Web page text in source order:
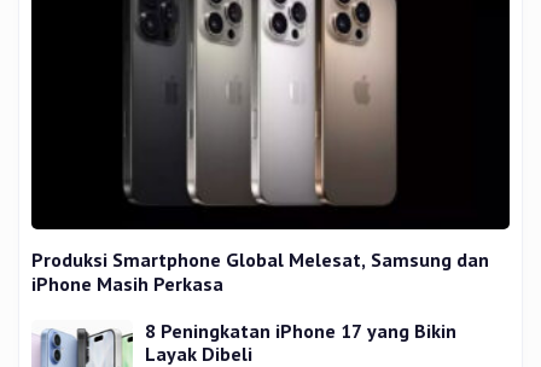
Produksi Smartphone Global Melesat, Samsung dan
iPhone Masih Perkasa
8 Peningkatan iPhone 17 yang Bikin
Layak Dibeli